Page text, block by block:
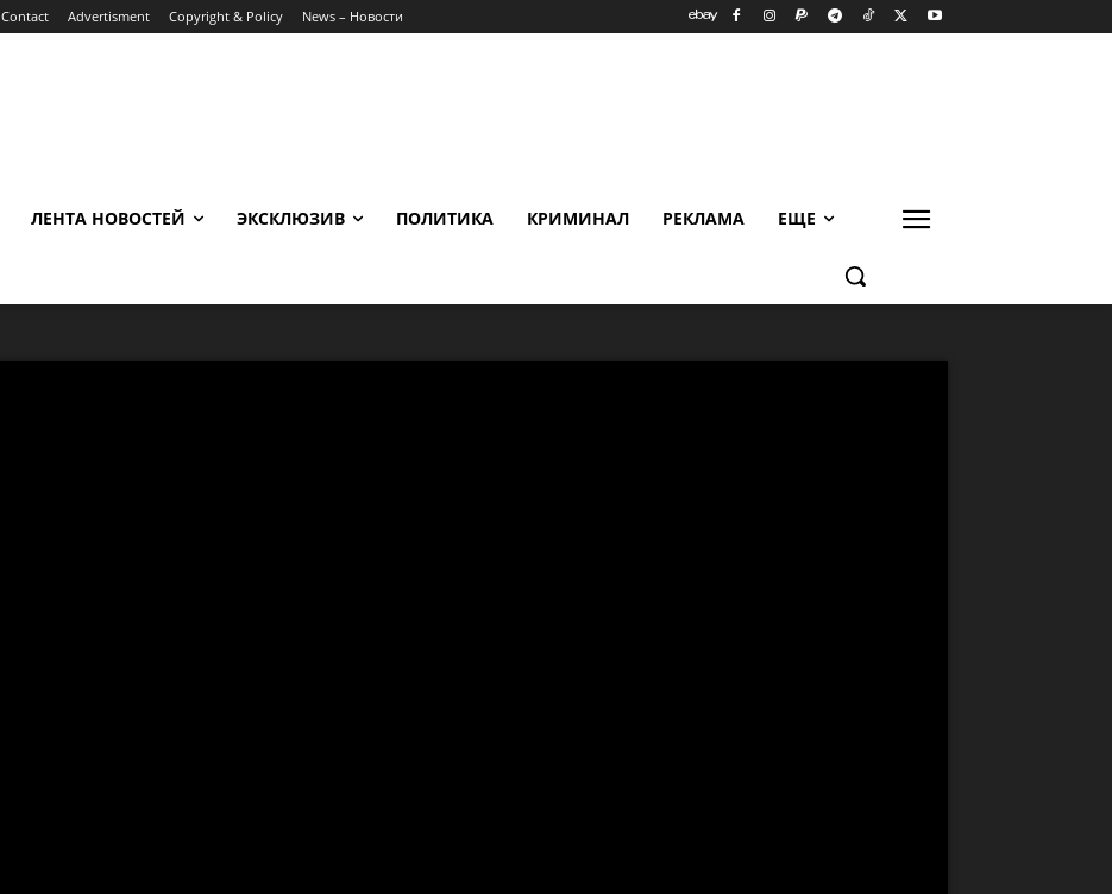
Contact Advertisment Copyright & Policy News – Новости
ЛЕНТА НОВОСТЕЙ ЭКСКЛЮЗИВ ПОЛИТИКА КРИМИНАЛ РЕКЛАМА ЕЩЕ